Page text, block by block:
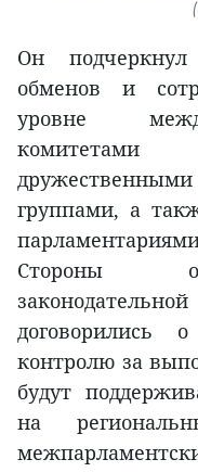
Он
обменов и
уровне
группами, а
Стороны
договорились
контролю за
будут
на